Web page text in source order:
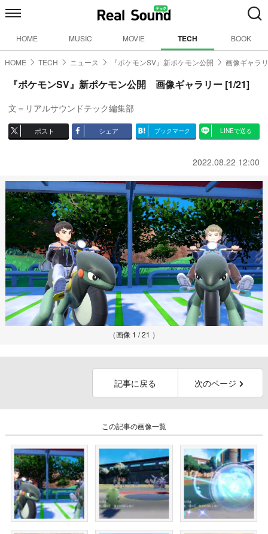
HOME MUSIC MOVIE TECH BOOK
HOME TECH ニュース 『ポケモンSV』新ポケモン公開 画像ギャラ
『ポケモンSV』新ポケモン公開 画像ギャラリー [1/21]
文＝リアルサウンドテック編集部
ポスト シェア ブックマーク LINEで送る
2022.08.22 12:00
（画像 1 / 21 ）
記事に戻る 次のページ
この記事の画像一覧